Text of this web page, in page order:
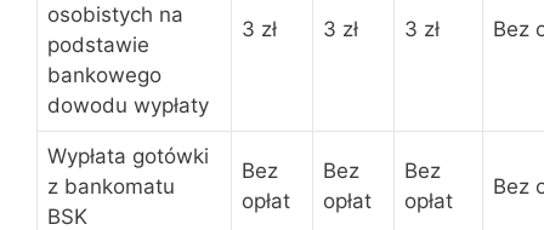
osobistych na
podstawie
bankowego
dowodu wypłaty
3 zł 3 zł 3 zł Bez
Wypłata gotówki
z bankomatu
BSK
Bez
opłat
Bez
opłat
Bez
opłat
Bez